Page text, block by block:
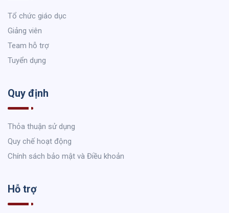
Tổ chức giáo dục
Giảng viên
Team hỗ trợ
Tuyển dụng
Quy định
Thỏa thuận sử dụng
Quy chế hoạt động
Chính sách bảo mật và Điều khoản
Hỗ trợ